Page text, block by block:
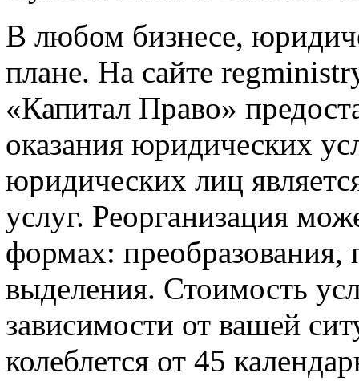
В любом бизнесе,
плане. На сайте
«Капитал Право»
оказания юридических
юридических лиц
услуг. Реорганизация
формах: преобразования,
выделения. Стоимость
зависимости от вашей
колеблется от 45